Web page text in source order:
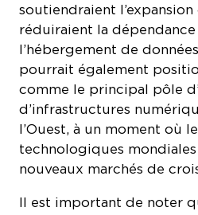
réduiraient la
l’hébergement de données
pourrait également
comme le principal pôle
d’infrastructures
l’Ouest, à un moment où
technologiques mondiales
nouveaux marchés de
quelque chose que les